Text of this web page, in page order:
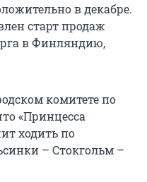
в декабре.
старт продаж
в Финляндию,
комитете по
«Принцесса
ходить по
– Стокгольм –